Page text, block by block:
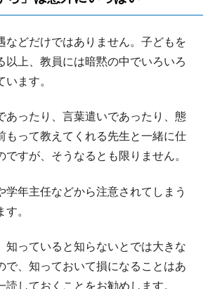
などだけではありません。子どもを
以上、教員には暗黙の中でいろいろ
ます。
あったり、言葉遣いであったり、態
って教えてくれる先生と一緒に仕
ですが、そうなるとも限りません。
学年主任などから注意されてしまう
。
知っていると知らないとでは大きな
で、知っておいて損になることはあ
読しておくことをお勧めします。